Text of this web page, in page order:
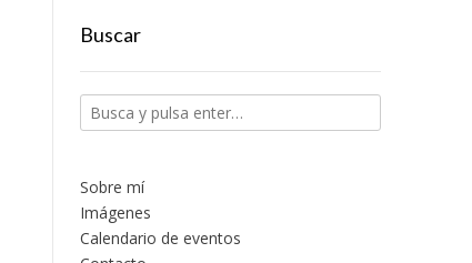
Buscar
Sobre mí
Imágenes
Calendario de eventos